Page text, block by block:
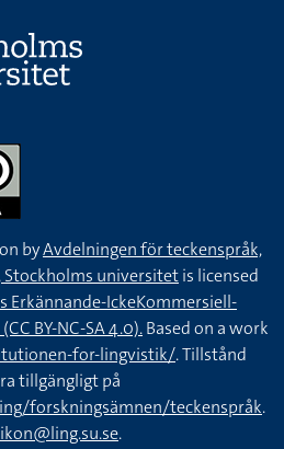
byAvdelningen för teckenspråk,
universitetis licensed
Erkännande-IckeKommersiell-
BY-NC-SA 4.0).Based on a work
for-lingvistik/. Tillstånd
tillgängligt på
forskningsämnen/teckenspråk.
.